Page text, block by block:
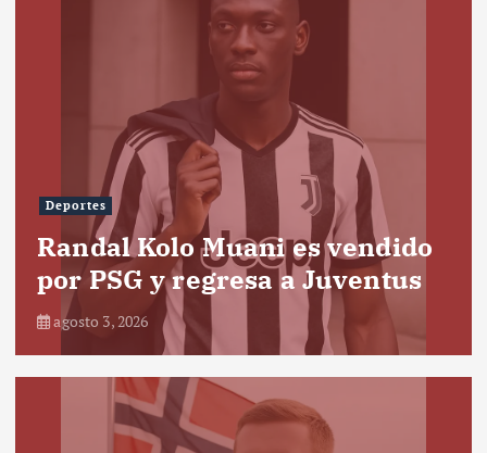
Deportes
Randal Kolo Muani es vendido
por PSG y regresa a Juventus
agosto 3, 2026